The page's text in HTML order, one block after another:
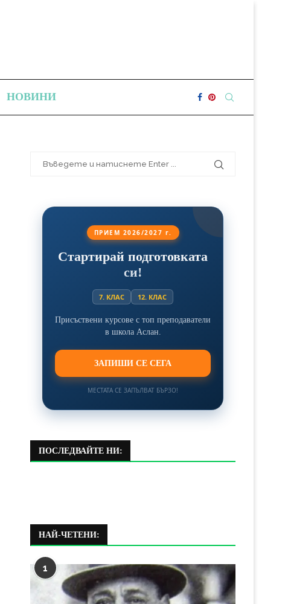
НОВИНИ
ПРИЕМ 2026/2027 г.
Стартирай подготовката
си!
7. КЛАС 12. КЛАС
Присъствени курсове с топ преподаватели
в школа Аслан.
ЗАПИШИ СЕ СЕГА
МЕСТАТА СЕ ЗАПЪЛВАТ БЪРЗО!
ПОСЛЕДВАЙТЕ НИ:
НАЙ-ЧЕТЕНИ:
1